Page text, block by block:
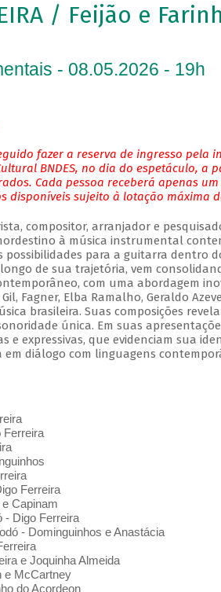
/ Feijão e
- 08.05.2026 - 19h
fazer a reserva de ingresso pela
BNDES, no dia do espetáculo, a
Cada pessoa receberá apenas
disponíveis sujeito à lotação máxima
compositor, arranjador e
à música instrumental
possibilidades para a guitarra dentro
de sua trajetória, vem
com uma abordagem
Fagner, Elba Ramalho, Geraldo
brasileira. Suas composições
única. Em suas
e expressivas, que evidenciam sua
diálogo com linguagens
Ferreira
Ferreira
Capinam
- Digo Ferreira
- Dominguinhos e Anastácia
e Joquinha Almeida
e McCartney
do Acordeon